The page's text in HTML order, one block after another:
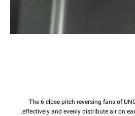
The 6 close-pitch reversing fans of
effectively and evenly distribute air on